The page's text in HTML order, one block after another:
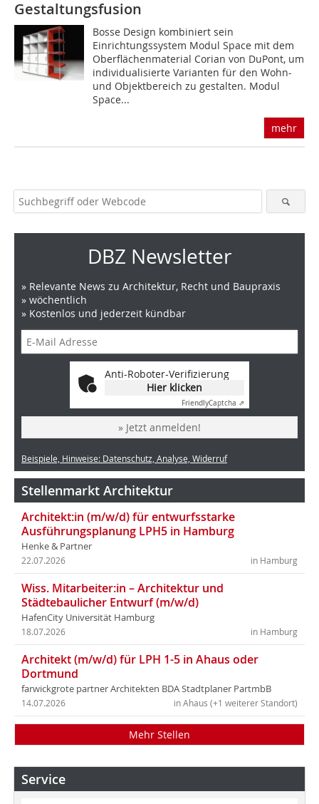
Gestaltungsfusion
Bosse Design kombiniert sein
Einrichtungssystem Modul Space mit dem
Oberflächenmaterial Corian von DuPont, um
individualisierte Varianten für den Wohn-
und Objektbereich zu gestalten. Modul
Space...
mehr
DBZ Newsletter
» Relevante News zu Architektur, Recht und Baupraxis
» wöchentlich
» Kostenlos und jederzeit kündbar
Anti-Roboter-Verifizierung
Hier klicken
FriendlyCaptcha ⇗
» Jetzt anmelden!
Beispiele, Hinweise: Datenschutz, Analyse, Widerruf
Stellenmarkt Architektur
Architekt:in (m/w/d) für entwurfsstarke
Ausführungsplanung LPH5 in Hamburg
Henke & Partner
in Hamburg
22.07.2026
Wiss. Mitarbeiter:in – Architektur und
Städtebaulicher Entwurf (m/w/d)
HafenCity Universität Hamburg
in Hamburg
18.07.2026
Architekt (m/w/d) für LPH 1-5 in Ahaus oder
Dortmund
farwickgrote partner Architekten BDA Stadtplaner PartmbB
in Ahaus (+1 weiterer Standort)
14.07.2026
Mehr Stellen
Service